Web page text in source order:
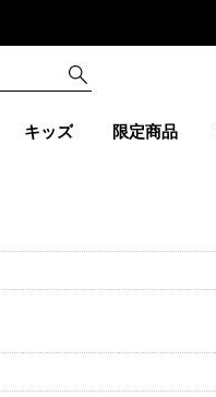
キッズ 限定商品